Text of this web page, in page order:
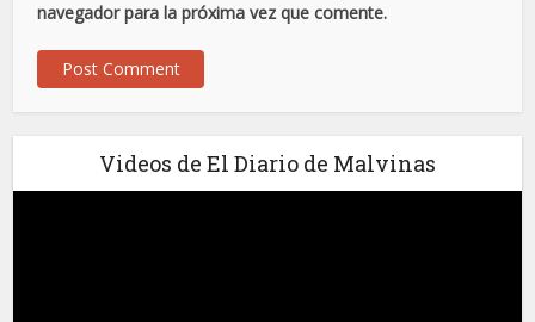
navegador para la próxima vez que comente.
Videos de El Diario de Malvinas